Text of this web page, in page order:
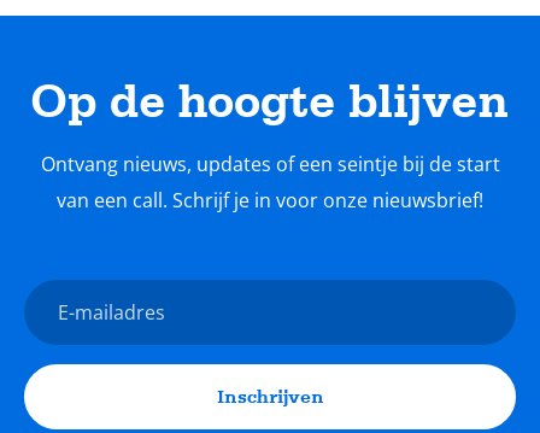
Op de hoogte blijven
Ontvang nieuws, updates of een seintje bij de start
van een call. Schrijf je in voor onze nieuwsbrief!
E-
mailadres
Inschrijven